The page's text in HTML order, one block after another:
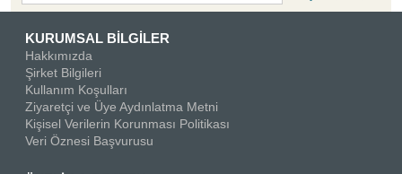
KURUMSAL BİLGİLER
Hakkımızda
Şirket Bilgileri
Kullanım Koşulları
Ziyaretçi ve Üye Aydınlatma Metni
Kişisel Verilerin Korunması Politikası
Veri Öznesi Başvurusu